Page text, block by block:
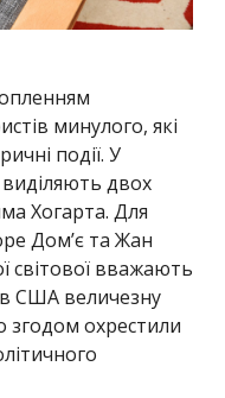
минулого, які
події. У
виділяють двох
Хогарта. Для
Дом’є та Жан
світової вважають
США величезну
згодом охрестили